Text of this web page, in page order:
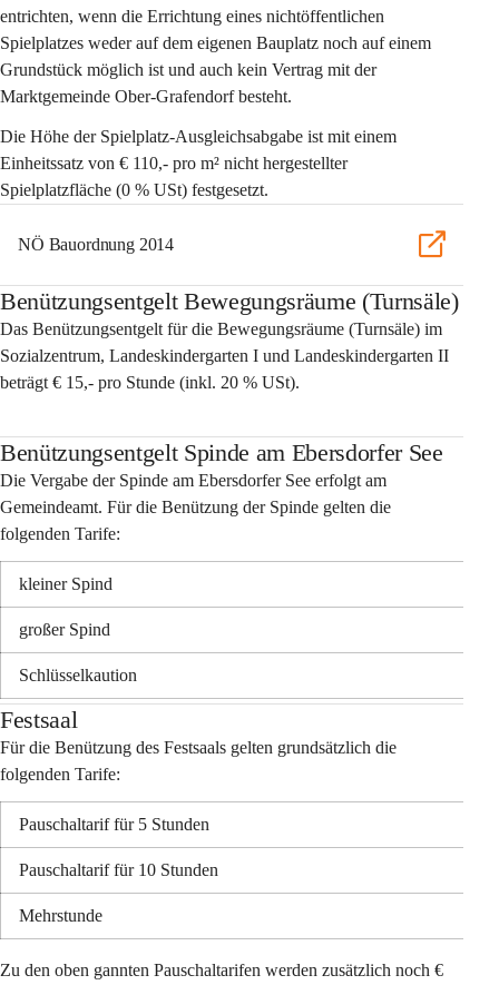
entrichten, wenn die Errichtung eines nichtöffentlichen
Spielplatzes weder auf dem eigenen Bauplatz noch auf einem
Grundstück möglich ist und auch kein Vertrag mit der
Marktgemeinde Ober-Grafendorf besteht.
Die Höhe der Spielplatz-Ausgleichsabgabe ist mit einem
Einheitssatz von € 110,- pro m² nicht hergestellter
Spielplatzfläche (0 % USt) festgesetzt.
NÖ Bauordnung 2014
Benützungsentgelt Bewegungsräume (Turnsäle)
Das Benützungsentgelt für die Bewegungsräume (Turnsäle) im
Sozialzentrum, Landeskindergarten I und Landeskindergarten II
beträgt € 15,- pro Stunde (inkl. 20 % USt).
Benützungsentgelt Spinde am Ebersdorfer See
Die Vergabe der Spinde am Ebersdorfer See erfolgt am
Gemeindeamt. Für die Benützung der Spinde gelten die
folgenden Tarife:
kleiner Spind
großer Spind
Schlüsselkaution
Festsaal
Für die Benützung des Festsaals gelten grundsätzlich die
folgenden Tarife:
Pauschaltarif für 5 Stunden
Pauschaltarif für 10 Stunden
Mehrstunde
Zu den oben gannten Pauschaltarifen werden zusätzlich noch €